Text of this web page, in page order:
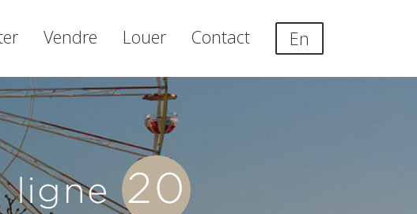
Vendre Louer Contact En
ligne20